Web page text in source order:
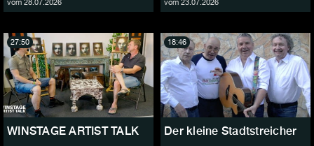
vom 28.07.2026 vom 23.07.2026
WINSTAGE ARTIST TALK
27:50
Der kleine Stadtstreicher
18:46